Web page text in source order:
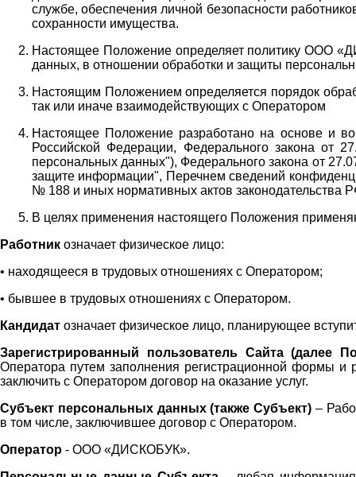
службе, обеспечения личной безопасности
сохранности имущества.
Настоящее Положение определяет политику ООО
данных, в отношении обработки и защиты
Настоящим Положением определяется порядок
так или иначе взаимодействующих с Оператором
Настоящее Положение разработано на основе и во
Российской Федерации, Федерального закона
персональных данных"), Федерального закона от
защите информации", Перечнем сведений
№ 188 и иных нормативных актов законодательства
В целях применения настоящего Положения
Работник означает физическое лицо:
• находящееся в трудовых отношениях с Оператором;
• бывшее в трудовых отношениях с Оператором.
Кандидат означает физическое лицо, планирующее
Зарегистрированный пользователь Сайта (далее
Оператора путем заполнения регистрационной формы и
заключить с Оператором договор на оказание услуг.
Субъект персональных данных (также Субъект) –
в том числе, заключившее договор с Оператором.
Оператор - ООО «ДИСКОБУК».